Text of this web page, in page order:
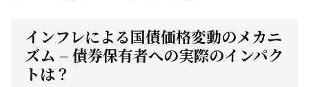
インフレによる国債価格変動のメカニ
ズム – 債券保有者への実際のインパク
トは？